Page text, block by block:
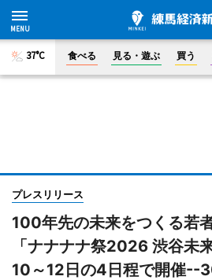
37°C 食べる 見る・遊ぶ 買う
プレスリリース
100年先の未来をつくる若
「ナナナナ祭2026 渋谷未
10～12日の4日程で開催--